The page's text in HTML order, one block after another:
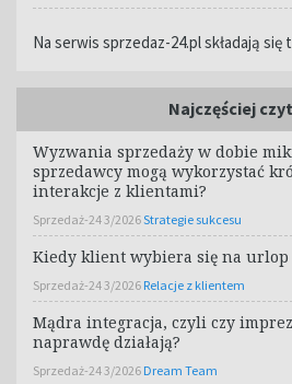
Na serwis sprzedaz-24.pl składają się
Najczęściej
Wyzwania sprzedaży w dobie
sprzedawcy mogą wykorzystać
interakcje z klientami?
Sprzedaż-24 3/2026Strategie sukcesu
Kiedy klient wybiera się na urlop
Sprzedaż-24 3/2026 Relacje z klientem
Mądra integracja, czyli czy
naprawdę działają?
Sprzedaż-24 3/2026 Dream Team